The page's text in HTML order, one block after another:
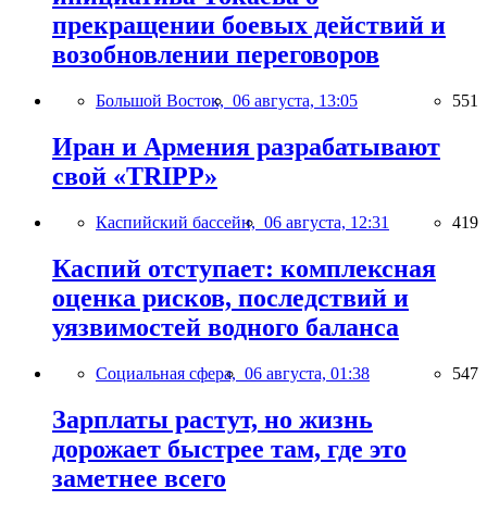
прекращении боевых действий и
возобновлении переговоров
Большой Восток, 06 августа, 13:05 551
Иран и Армения разрабатывают
свой «TRIPP»
Каспийский бассейн, 06 августа, 12:31 419
Каспий отступает: комплексная
оценка рисков, последствий и
уязвимостей водного баланса
Социальная сфера, 06 августа, 01:38 547
Зарплаты растут, но жизнь
дорожает быстрее там, где это
заметнее всего